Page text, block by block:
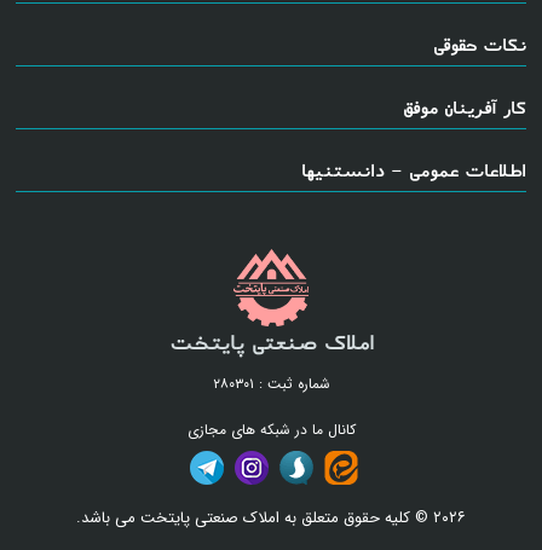
نکات حقوقی
کار آفرینان موفق
اطلاعات عمومی - دانستنیها
املاک صنعتی پایتخت
شماره ثبت : ۲۸۰۳۰۱
کانال ما در شبکه های مجازی
۲۰۲۶ © کلیه حقوق متعلق به املاک صنعتی پایتخت می باشد.